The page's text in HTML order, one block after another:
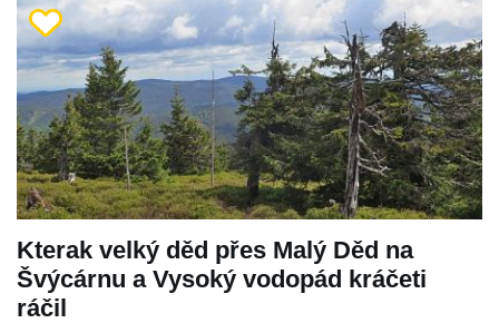
Kterak velký děd přes Malý Děd na
Švýcárnu a Vysoký vodopád kráčeti
ráčil